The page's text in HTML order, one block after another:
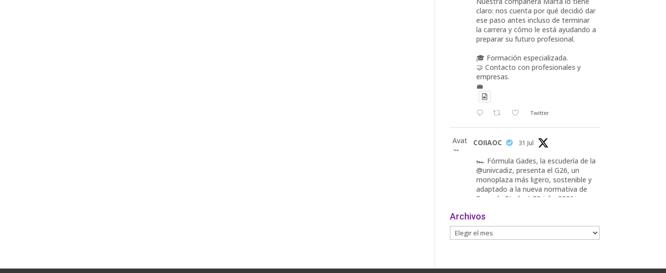
claro: nos cuenta por qué decidió dar
ese paso antes incluso de terminar
la carrera y cómo le está ayudando a
preparar su futuro profesional.
🎓 Formación especializada.
🤝 Contacto con profesionales y
empresas.
💼
Twitter
Avat
ar
COIIAOC 31 Jul
🏎️ Fórmula Gades, la escudería de la
@univcadiz, presenta el G26, un
monoplaza más ligero, sostenible y
adaptado a la nueva normativa de
Formula Student 30 julio 2026.
En la presentación, que tuvo lugar
este miércoles, estuvieron presentes
María Luisa Bea, Presidenta
Archivos